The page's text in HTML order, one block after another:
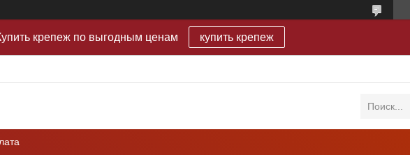
крепеж по выгодным ценам купить крепеж